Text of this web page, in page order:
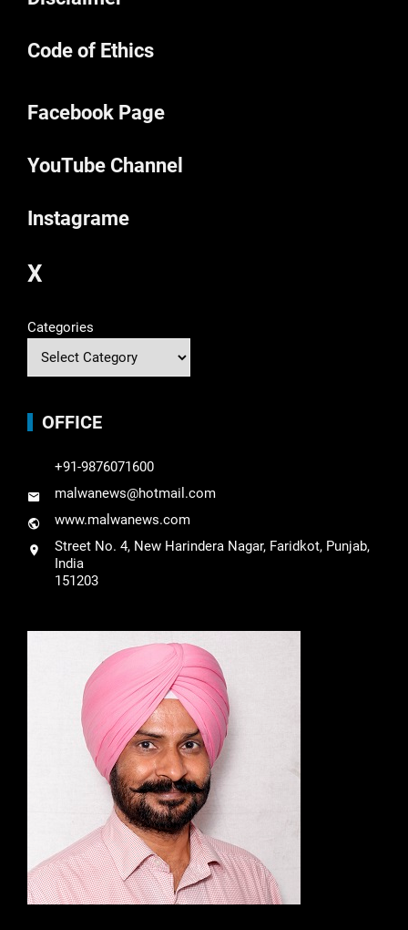
Code of Ethics
Facebook Page
YouTube Channel
Instagrame
X
Categories
OFFICE
+91-9876071600
malwanews@hotmail.com
www.malwanews.com
Street No. 4, New Harindera Nagar, Faridkot, Punjab,
India
151203